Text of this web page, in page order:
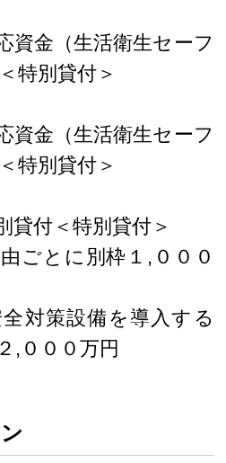
資金（生活衛生セーフ
特別貸付＞
資金（生活衛生セーフ
特別貸付＞
貸付＜特別貸付＞
ごとに別枠１,０００
対策設備を導入する
,０００万円